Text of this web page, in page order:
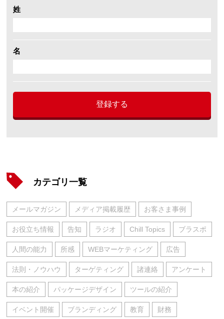
姓
名
登録する
カテゴリ一覧
メールマガジン メディア掲載履歴 お客さま事例
お役立ち情報 告知 ラジオ Chill Topics ブラスポ
人間の能力 所感 WEBマーケティング 広告
法則・ノウハウ ターゲティング 諸連絡 アンケート
本の紹介 パッケージデザイン ツールの紹介
イベント開催 ブランディング 教育 財務